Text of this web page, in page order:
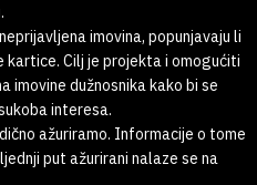
imovina, popunjavaju li
kartice. Cilj je projekta i omogućiti
imovine dužnosnika kako bi se
interesa.
ažuriramo. Informacije o tome
put ažurirani nalaze se na